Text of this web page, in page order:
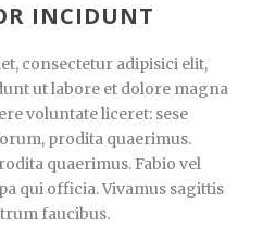
INCIDUNT
consectetur adipisici elit,
ut labore et dolore magna
voluntate liceret: sese
prodita quaerimus.
quaerimus. Fabio vel
qui officia. Vivamus sagittis
faucibus.